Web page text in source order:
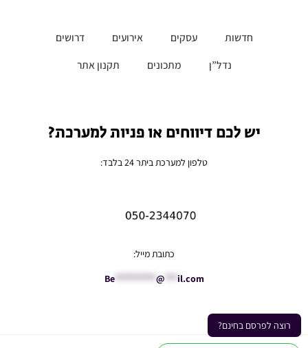
רוצה לפרסם בחינם?
חדשות עסקים אירועים
דרושים
נדל”ן
מתכונים תקנון אתר
יש לכם דיווחים או פניות למערכת?
טלפון למערכת ביתר 24 בלבד:
כתובת מייל:
Be********** @ *** il.com